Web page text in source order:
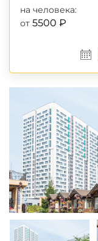
на человека:
от 5500 ₽